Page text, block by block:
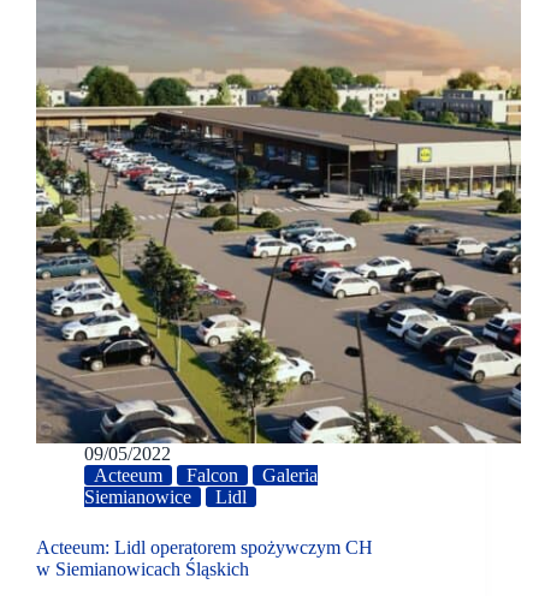
09/05/2022
Acteeum
Falcon
Galeria
Siemianowice
Lidl
Acteeum: Lidl operatorem spożywczym CH
w Siemianowicach Śląskich